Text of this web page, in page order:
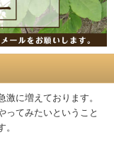
に増えております。
ってみたいということ